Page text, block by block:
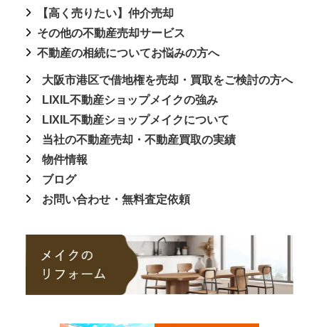
【高く売りたい】仲介売却
その他の不動産売却サービス
不動産の相続についてお悩みの方へ
大阪市港区で借地権を売却・買取をご検討の方へ
LIXIL不動産ショップメイクの強み
LIXIL不動産ショップメイクについて
当社の不動産売却・不動産買取の実績
物件情報
ブログ
お問い合わせ・無料査定依頼